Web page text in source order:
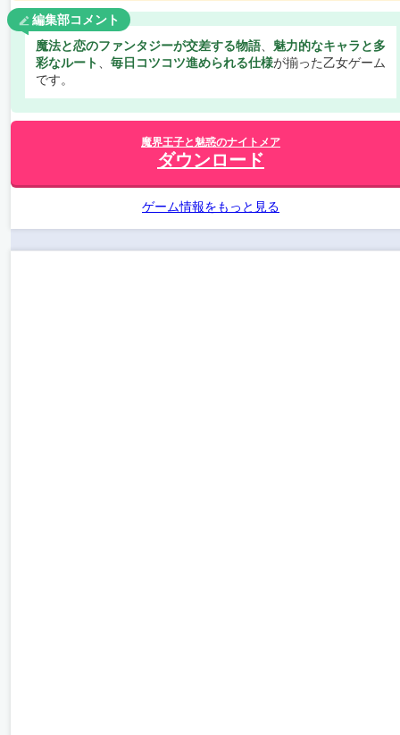
編集部コメント
魔法と恋のファンタジーが交差する物語、 魅力的なキャラと多
彩なルート、 毎日コツコツ進められる仕様が揃った乙女ゲーム
です。
魔界王子と魅惑のナイトメア
ダウンロード
ゲーム情報をもっと見る